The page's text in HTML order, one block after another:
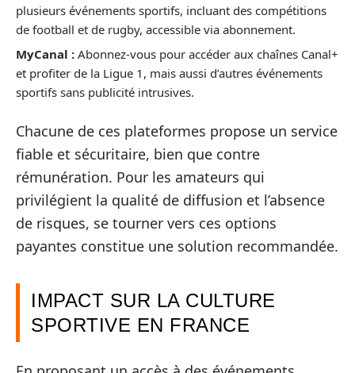
plusieurs événements sportifs, incluant des compétitions
de football et de rugby, accessible via abonnement.
MyCanal : Abonnez-vous pour accéder aux chaînes Canal+
et profiter de la Ligue 1, mais aussi d’autres événements
sportifs sans publicité intrusives.
Chacune de ces plateformes propose un service
fiable et sécuritaire, bien que contre
rémunération. Pour les amateurs qui
privilégient la qualité de diffusion et l’absence
de risques, se tourner vers ces options
payantes constitue une solution recommandée.
IMPACT SUR LA CULTURE
SPORTIVE EN FRANCE